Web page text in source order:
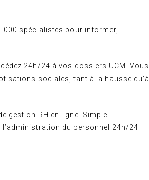
spécialistes pour informer,
24h/24 à vos dossiers UCM. Vous
sociales, tant à la hausse qu’à
gestion RH en ligne. Simple
du personnel 24h/24